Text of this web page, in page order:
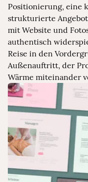
Positionierung, eine
strukturierte
mit Website und
authentisch
Reise in den
Außenauftritt, der
Wärme miteinander